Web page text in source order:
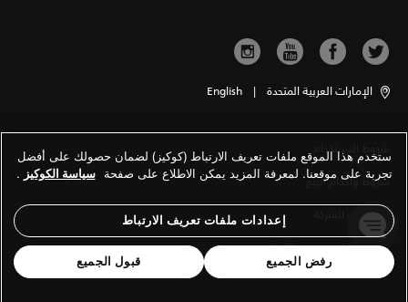
الإمارات العربية المتحدة |
English
شروط الاستخدام
شروط وأحكام البيع
معلومات الشركة
سياسة الخصوصية والكوكيز
ستخدم هذا الموقع ملفات تعريف الارتباط (كوكيز) لضمان حصولك على أفضل
تجربة على موقعنا. لمعرفة المزيد يمكن الاطلاع على صفحة سياسة الكوكيز .
إعدادات ملفات تعريف الارتباط
رفض الجميع قبول الجميع